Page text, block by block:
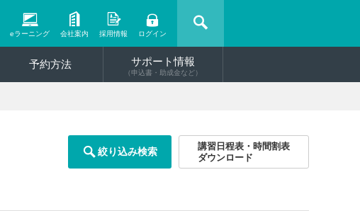
eラーニング 会社案内 採用情報 ログイン
予約方法 サポート情報
（申込書・助成金など）
絞り込み検索
講習日程表・時間割表
ダウンロード